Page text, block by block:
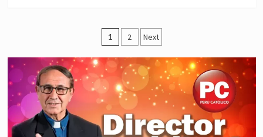
vs
los
católicos
justicieros,
por
Francoscomentarios
Posts
pagination
1 2 Next